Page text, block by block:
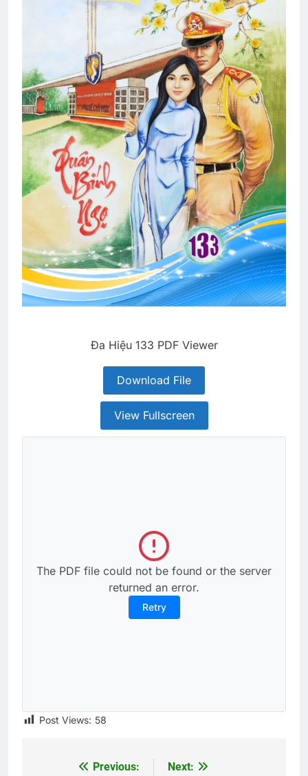
Đa Hiệu 133 PDF Viewer
Download File
View Fullscreen
The PDF file could not be found or the server
returned an error.
Retry
Post Views: 58
Previous: Next: